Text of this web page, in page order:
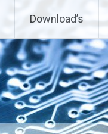
Download’s